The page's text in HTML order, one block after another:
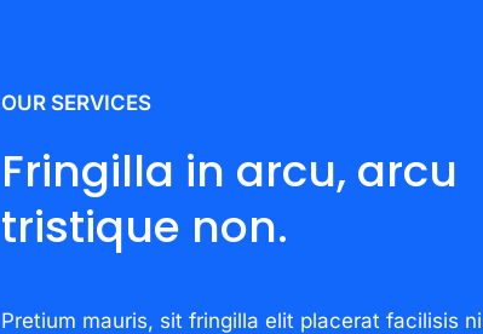
OUR SERVICES
Fringilla in arcu, arcu
tristique non.
Pretium mauris, sit fringilla elit placerat facilisis